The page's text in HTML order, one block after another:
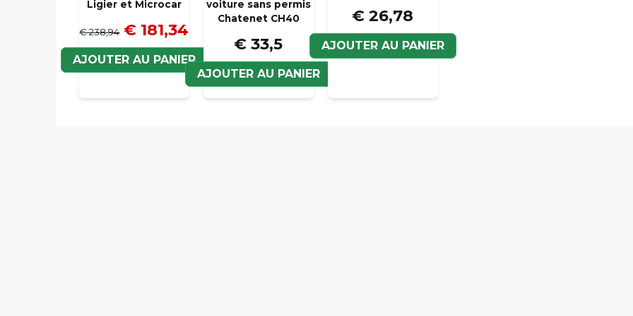
Ligier et Microcar
€ 238,94 € 181,34
AJOUTER AU PANIER
voiture sans permis
Chatenet CH40
€ 33,5
AJOUTER AU PANIER
€ 26,78
AJOUTER AU PANIER